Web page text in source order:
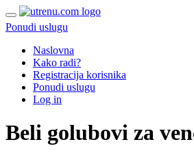
Ponudi uslugu
Naslovna
Kako radi?
Registracija korisnika
Ponudi uslugu
Log in
Beli golubovi za